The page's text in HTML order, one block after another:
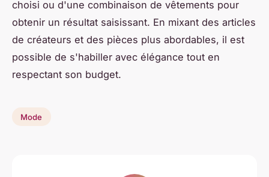
choisi ou d'une combinaison de vêtements pour
obtenir un résultat saisissant. En mixant des articles
de créateurs et des pièces plus abordables, il est
possible de s'habiller avec élégance tout en
respectant son budget.
Mode